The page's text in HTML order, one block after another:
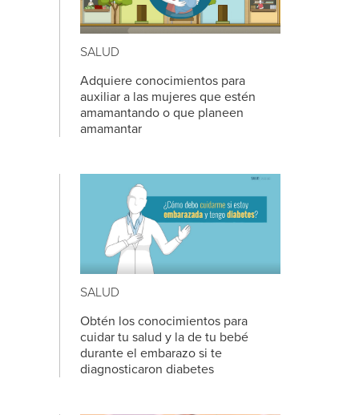
SALUD
Adquiere conocimientos para
auxiliar a las mujeres que estén
amamantando o que planeen
amamantar
SALUD
Obtén los conocimientos para
cuidar tu salud y la de tu bebé
durante el embarazo si te
diagnosticaron diabetes